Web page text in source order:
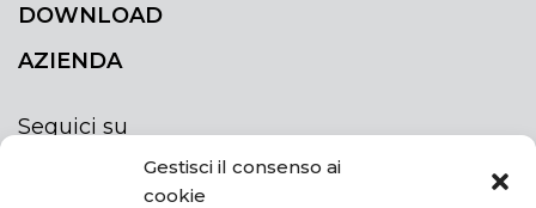
Gestisci il consenso ai
cookie
DOWNLOAD
AZIENDA
Seguici su